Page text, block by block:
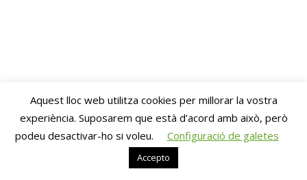
Aquest lloc web utilitza cookies per millorar la vostra
experiència. Suposarem que està d’acord amb això, però
podeu desactivar-ho si voleu.
Configuració de galetes
Accepto